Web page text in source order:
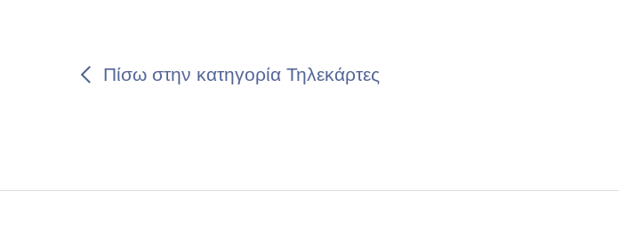
Πίσω στην κατηγορία Τηλεκάρτες